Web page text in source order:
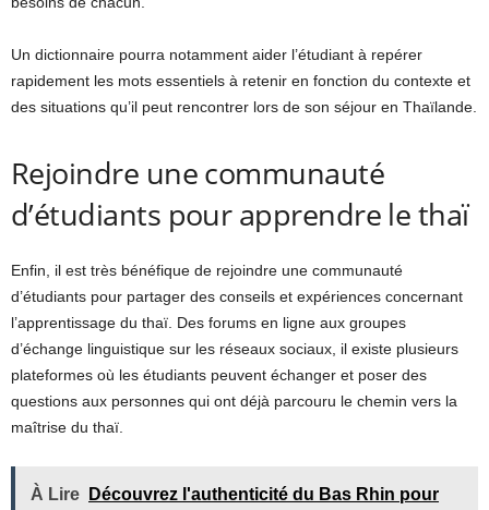
Un dictionnaire pourra notamment aider l’étudiant à repérer
rapidement les mots essentiels à retenir en fonction du contexte et
des situations qu’il peut rencontrer lors de son séjour en Thaïlande.
Rejoindre une communauté
d’étudiants pour apprendre le thaï
Enfin, il est très bénéfique de rejoindre une communauté
d’étudiants pour partager des conseils et expériences concernant
l’apprentissage du thaï. Des forums en ligne aux groupes
d’échange linguistique sur les réseaux sociaux, il existe plusieurs
plateformes où les étudiants peuvent échanger et poser des
questions aux personnes qui ont déjà parcouru le chemin vers la
maîtrise du thaï.
À Lire
Découvrez l'authenticité du Bas Rhin pour